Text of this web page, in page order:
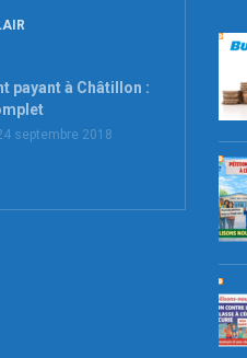
payant à Châtillon :
septembre 2018